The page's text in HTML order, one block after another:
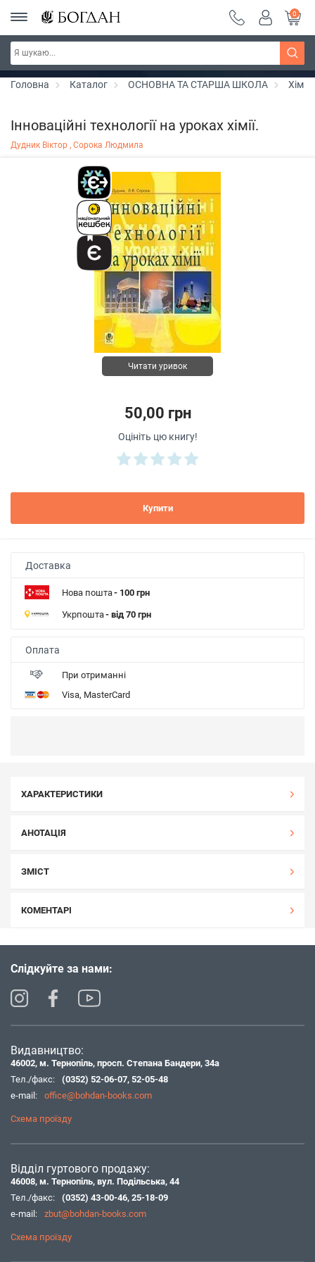
РОЗПРОДАЖ ~ 150 грн ~ 200 грн ~ 250 грн ~
300 грн ~ РОЗПРОДАЖ
Дізнатись більше
0
Головна Каталог ОСНОВНА ТА СТАРША ШКОЛА Хімія
Інноваційні технології на уроках хімії.
Дудник Віктор , Сорока Людмила
Читати уривок
50,00 грн
Оцініть цю книгу!
Купити
Доставка
Нова пошта- 100 грн
Укрпошта- від 70 грн
Оплата
При отриманні
Visa, MasterCard
ХАРАКТЕРИСТИКИ
АНОТАЦІЯ
ЗМІСТ
КОМЕНТАРІ
Слідкуйте за нами:
Видавництво:
46002, м. Тернопіль, просп. Степана Бандери, 34а
Тел./факс:
(0352) 52-06-07, 52-05-48
e-mail:
office@bohdan-books.com
Схема проїзду
Відділ гуртового продажу:
46008, м. Тернопіль, вул. Подільська, 44
Тел./факс:
(0352) 43-00-46, 25-18-09
e-mail:
zbut@bohdan-books.com
Схема проїзду